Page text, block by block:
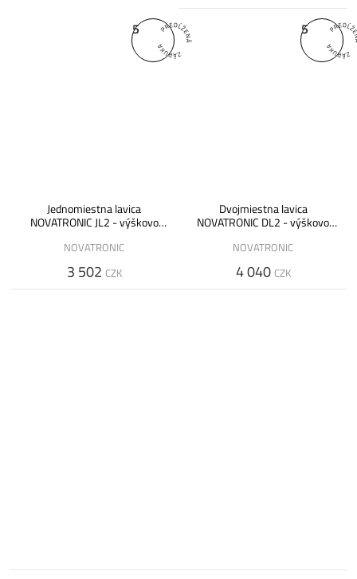
5
Jednomiestna lavica
NOVATRONIC JL2 - výškovo
NOVATRONIC
3 502 CZK
5
Dvojmiestna lavica
NOVATRONIC DL2 - výškovo
NOVATRONIC
4 040 CZK